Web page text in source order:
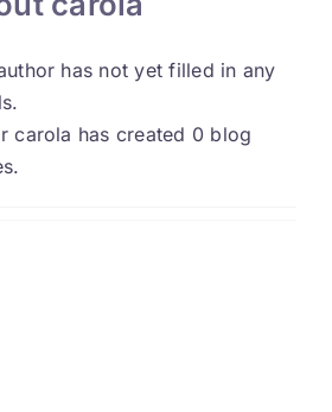
Datenbank
has not yet filled in any
carola has created 0 blog